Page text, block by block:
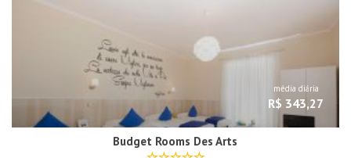
média diária
R$ 343,27
Budget Rooms Des Arts